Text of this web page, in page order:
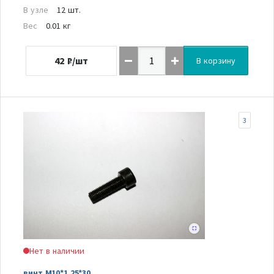
В узле
12 шт.
Вес
0.01 кг
42 ₽/шт В корзину
Нет в наличии
3